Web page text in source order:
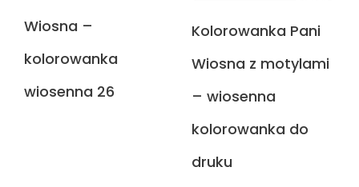
Wiosna –
kolorowanka
wiosenna 26
Kolorowanka Pani
Wiosna z motylami
– wiosenna
kolorowanka do
druku